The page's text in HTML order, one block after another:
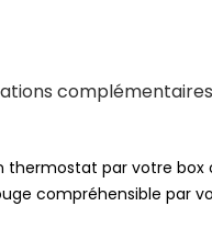
complémentaires
par votre box
compréhensible par